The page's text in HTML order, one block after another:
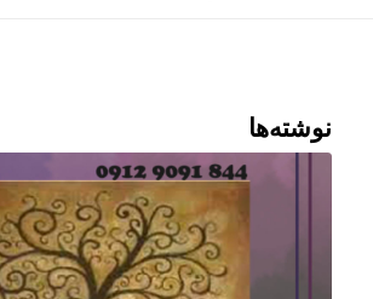
نوشته‌ها